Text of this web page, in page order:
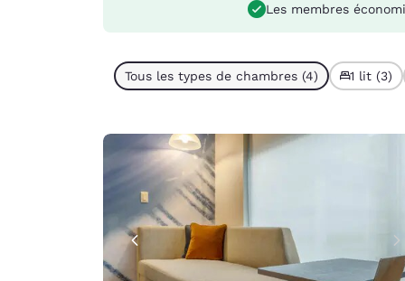
Les membres
Tous les types de chambres (4) 1 lit (3)